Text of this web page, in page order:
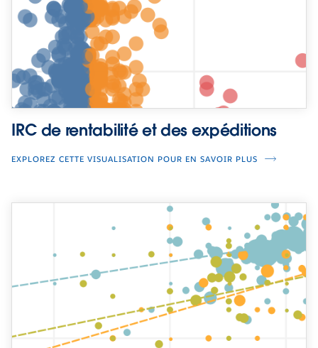
IRC de rentabilité et des expéditions
EXPLOREZ CETTE VISUALISATION POUR EN SAVOIR PLUS